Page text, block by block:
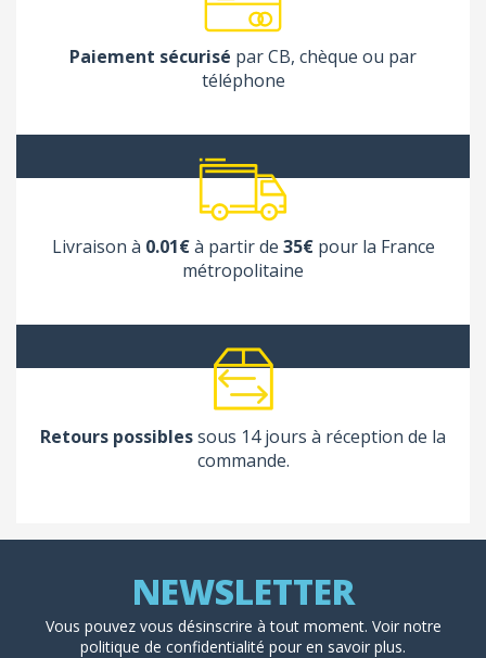
Paiement sécurisé par CB, chèque ou par
téléphone
Livraison à 0.01€à partir de 35€pour la France
métropolitaine
Retours possiblessous 14 jours à réception de la
commande.
Vous pouvez vous désinscrire à tout moment. Voir notre
politique de confidentialité pour en savoir plus.